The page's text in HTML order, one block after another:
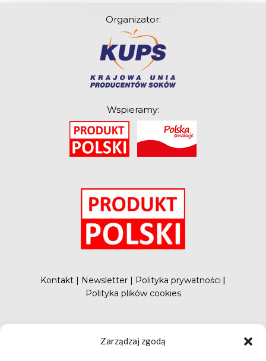
Zarządzaj zgodą
Organizator:
Wspieramy:
Kontakt | Newsletter | Polityka prywatności |
Polityka plików cookies